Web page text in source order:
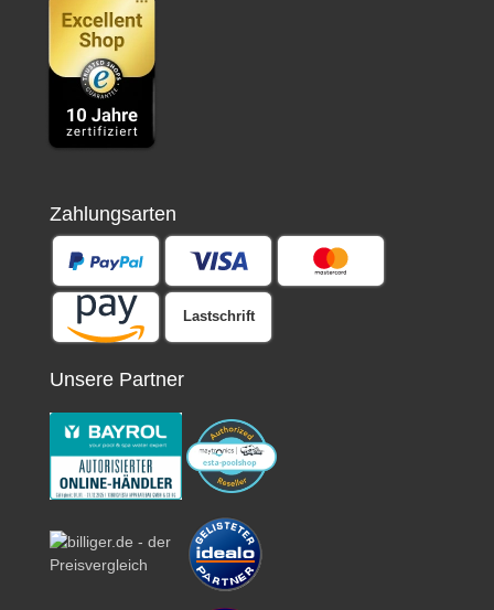
Zahlungsarten
Lastschrift
Unsere Partner